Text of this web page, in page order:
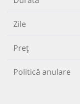
Zile
Preț
Politică anulare